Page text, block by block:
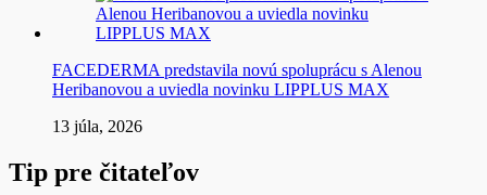
FACEDERMA predstavila novú spoluprácu s Alenou
Heribanovou a uviedla novinku LIPPLUS MAX
13 júla, 2026
Tip pre čitateľov